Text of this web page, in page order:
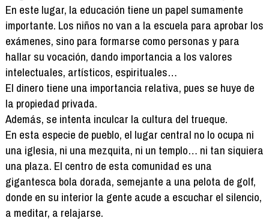
En este lugar, la educación tiene un papel sumamente
importante. Los niños no van a la escuela para aprobar los
exámenes, sino para formarse como personas y para
hallar su vocación, dando importancia a los valores
intelectuales, artísticos, espirituales…
El dinero tiene una importancia relativa, pues se huye de
la propiedad privada.
Además, se intenta inculcar la cultura del trueque.
En esta especie de pueblo, el lugar central no lo ocupa ni
una iglesia, ni una mezquita, ni un templo… ni tan siquiera
una plaza. El centro de esta comunidad es una
gigantesca bola dorada, semejante a una pelota de golf,
donde en su interior la gente acude a escuchar el silencio,
a meditar, a relajarse.